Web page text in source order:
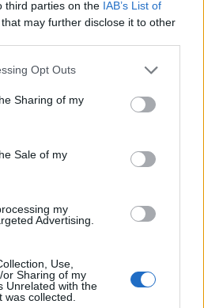
third parties on the IAB’s List of
that may further disclose it to other
app uses one or more Google
behaviour. You may click to
and its third-party tags to
purposes in below Google
Opt Outs
Sharing of my
Sale of my
my
Advertising.
Use,
Sharing of my
Unrelated with the
collected.
che i tuoi soldi possano
principali:
cinque elementi costitutivi del
interesse composto e
nel significato di un
investimenti per la
la pensione) e nel significato